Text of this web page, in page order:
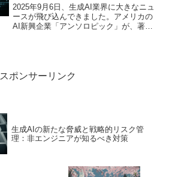
2025年9月6日、生成AI業界に大きなニュ
ースが飛び込んできました。アメリカの
AI新興企業「アンソロピック」が、著作
スポンサーリンク
生成AIの新たな脅威と戦略的リスク管
理：非エンジニアが知るべき対策